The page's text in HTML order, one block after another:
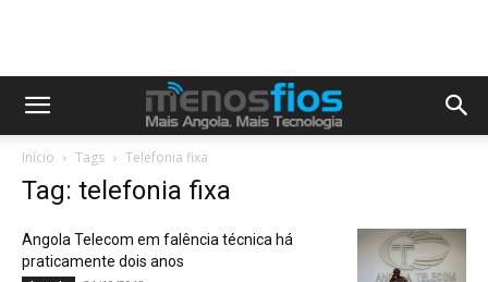
Início Tags Telefonia fixa
Tag: telefonia fixa
Angola Telecom em falência técnica há
praticamente dois anos